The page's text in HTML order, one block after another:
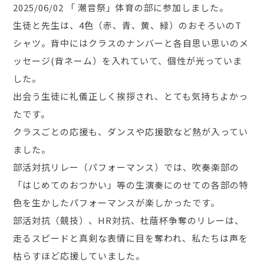
2025/06/02 「 潮音祭」体育の部に参加しました。
生徒と先生は、4色（赤、青、黄、緑）のおそろいのT
シャツ。背中にはクラスのナンバーと各自思い思いのメ
ッセージ(背ネーム）を入れていて、個性が光っていま
した。
出会う生徒に礼儀正しく挨拶され、とても気持ちよかっ
たです。
クラスごとの応援も、ダンスや応援歌など熱が入ってい
ました。
部活対抗リレー（パフォーマンス）では、吹奏楽部の
「はじめてのおつかい」等の生演奏にのせての各部の特
色を生かしたパフォーマンスが楽しかったです。
部活対抗（競技）、HR対抗、杜蔭杯争奪のリレーは、
走るスピードと真剣な表情に目を奪われ、私たちは声を
枯らすほど応援していました。